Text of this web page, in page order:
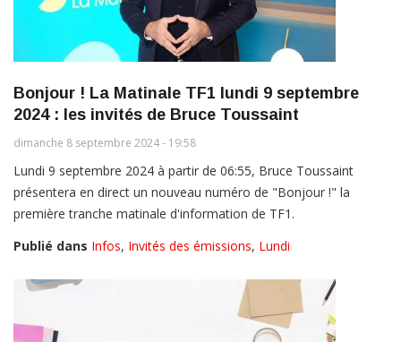
Bonjour ! La Matinale TF1 lundi 9 septembre
2024 : les invités de Bruce Toussaint
dimanche 8 septembre 2024 - 19:58
Lundi 9 septembre 2024 à partir de 06:55, Bruce Toussaint
présentera en direct un nouveau numéro de "Bonjour !" la
première tranche matinale d'information de TF1.
Publié dans Infos, Invités des émissions, Lundi